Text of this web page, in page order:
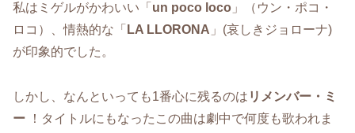
私はミゲルがかわいい「 un poco loco 」（ウン・ポコ・
ロコ）、情熱的な「 LA LLORONA 」(哀しきジョローナ)
が印象的でした。
しかし、なんといっても1番心に残るのは リメンバー・ミ
ー ！タイトルにもなったこの曲は劇中で何度も歌われま